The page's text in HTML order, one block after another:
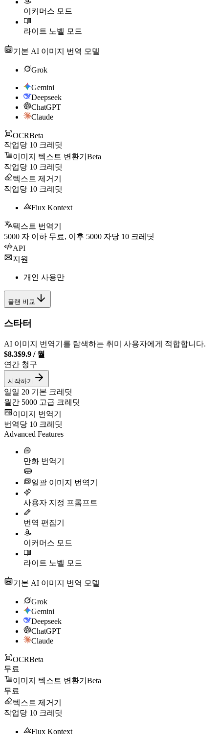
이커머스 모드
라이트 노벨 모드
기본 AI 이미지 번역 모델
Grok
Gemini
Deepseek
ChatGPT
Claude
OCRBeta
작업당 10 크레딧
이미지 텍스트 변환기 Beta
작업당 10 크레딧
텍스트 제거기
작업당 10 크레딧
Flux Kontext
텍스트 번역기
5000 자 이하 무료, 이후 5000 자당 10 크레딧
API
지원
개인 사용만
플랜 비교
스타터
AI 이미지 번역기를 탐색하는 취미 사용자에게 적합합니다.
$8.3$9.9 / 월
연간 청구
시작하기
일일 20 기본 크레딧
월간 5000 고급 크레딧
이미지 번역기
번역당 10 크레딧
Advanced Features
만화 번역기
일괄 이미지 번역기
사용자 지정 프롬프트
번역 편집기
이커머스 모드
라이트 노벨 모드
기본 AI 이미지 번역 모델
Grok
Gemini
Deepseek
ChatGPT
Claude
OCRBeta
무료
이미지 텍스트 변환기 Beta
무료
텍스트 제거기
작업당 10 크레딧
Flux Kontext